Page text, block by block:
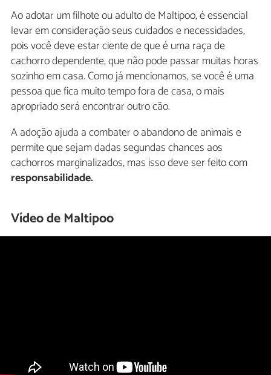
Ao adotar um filhote ou adulto de Maltipoo, é essencial
levar em consideração seus cuidados e necessidades,
pois você deve estar ciente de que é uma raça de
cachorro dependente, que não pode passar muitas horas
sozinho em casa. Como já mencionamos, se você é uma
pessoa que fica muito tempo fora de casa, o mais
apropriado será encontrar outro cão.
A adoção ajuda a combater o abandono de animais e
permite que sejam dadas segundas chances aos
cachorros marginalizados, mas isso deve ser feito com
responsabilidade.
Vídeo de Maltipoo